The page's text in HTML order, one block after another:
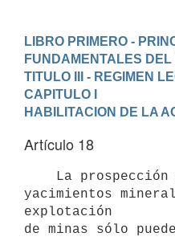
LIBRO PRIMERO -
FUNDAMENTALES
TITULO III - REGIMEN
CAPITULO I
HABILITACION DE LA
Artículo 18
yacimientos
explotación
de minas sólo